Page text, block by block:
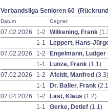
Verbandsliga Senioren 60
Datum Gegner
07.02.2026 1-2 Wilkening, Frank
1-1
Leppert, Hans-
07.02.2026
1-2 Engelmann, Ludger
1-1
Lunze, Frank (1.1)
07.02.2026
1-2 Afeldt, Manfred (3.3)
1-1
Dr. Baller, Frank
02.04.2026
1-2 Last, Klaus (1.2)
1-1
Gerke, Detlef (1.1)